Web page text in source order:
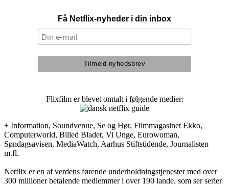
Få Netflix-nyheder i din inbox
Flixfilm er blevet omtalt i følgende medier:
+ Information, Soundvenue, Se og Hør, Filmmagasinet Ekko,
Computerworld, Billed Bladet, Vi Unge, Eurowoman,
Søndagsavisen, MediaWatch, Aarhus Stiftstidende, Journalisten
m.fl.
Netflix er en af verdens førende underholdningstjenester med over
300 millioner betalende medlemmer i over 190 lande, som ser serier